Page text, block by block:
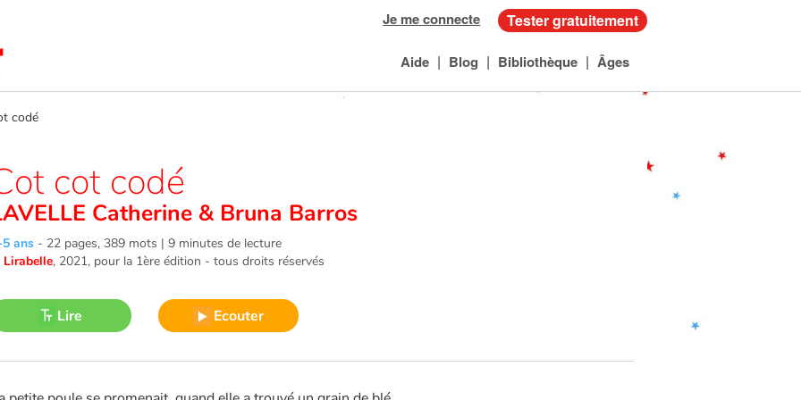
Je me connecte Tester gratuitement
Aide | Blog | Bibliothèque | Âges
codé
cot codé
Catherine & Bruna Barros
ans - 22 pages, 389 mots | 9 minutes de lecture
Lirabelle, 2021, pour la 1ère édition - tous droits réservés
Lire Ecouter